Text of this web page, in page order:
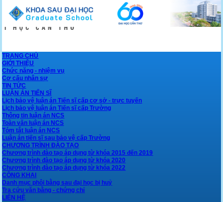
TRANG CHỦ
GIỚI THIỆU
Chức năng - nhiệm vụ
Cơ cấu nhân sự
TIN TỨC
LUẬN ÁN TIẾN SĨ
Lịch bảo vệ luận án Tiến sĩ cấp cơ sở - trực tuyến
Lịch bảo vệ luận án Tiến sĩ cấp Trường
Thông tin luận án NCS
Toàn văn luận án NCS
Tóm tắt luận án NCS
Luận án tiến sĩ sau bảo vệ cấp Trường
CHƯƠNG TRÌNH ĐÀO TẠO
Chương trình đào tạo áp dụng từ khóa 2015 đến 2019
Chương trình đào tạo áp dụng từ khóa 2020
Chương trình đào tạo áp dụng từ khóa 2022
CÔNG KHAI
Danh mục phôi bằng sau đại học bị huỷ
Tra cứu văn bằng - chứng chỉ
LIÊN HỆ